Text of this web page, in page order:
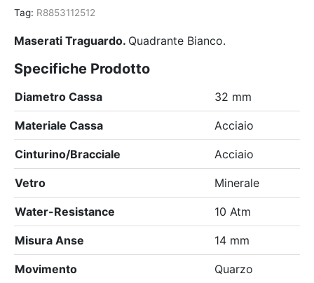
Tag: R8853112512
Maserati Traguardo. Quadrante Bianco.
Specifiche Prodotto
Diametro Cassa 32 mm
Materiale Cassa Acciaio
Cinturino/Bracciale Acciaio
Vetro Minerale
Water-Resistance 10 Atm
Misura Anse 14 mm
Movimento Quarzo